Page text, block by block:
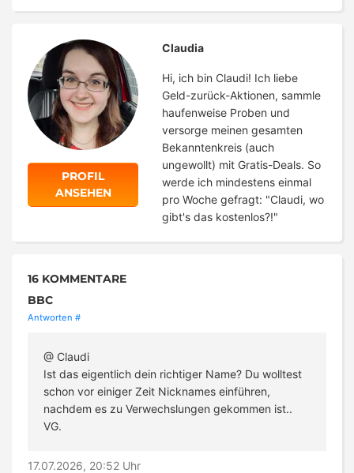
PROFIL
ANSEHEN
Claudia
Hi, ich bin Claudi! Ich liebe
Geld-zurück-Aktionen, sammle
haufenweise Proben und
versorge meinen gesamten
Bekanntenkreis (auch
ungewollt) mit Gratis-Deals. So
werde ich mindestens einmal
pro Woche gefragt: "Claudi, wo
gibt's das kostenlos?!"
16 KOMMENTARE
BBC
Antworten #
@ Claudi
Ist das eigentlich dein richtiger Name? Du wolltest
schon vor einiger Zeit Nicknames einführen,
nachdem es zu Verwechslungen gekommen ist..
VG.
17.07.2026, 20:52 Uhr